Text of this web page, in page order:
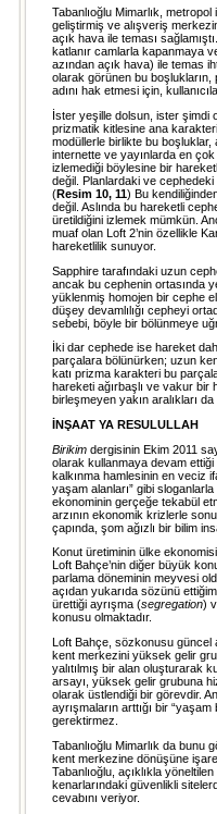
Tabanlıoğlu Mimarlık,
geliştirmiş ve alışveriş
açık hava ile teması
katlanır camlarla kapanmaya
azından açık hava) ile temas
olarak görünen bu boşlukların,
adını hak etmesi için,
İster yeşille dolsun, ister şimdi
prizmatik kitlesine ana
modüllerle birlikte bu
internette ve yayınlarda en çok
izlemediği böylesine bir
değil. Planlardaki ve
(Resim 10, 11) Bu
değil. Aslında bu hareketli
üretildiğini izlemek mümkün.
muaf olan Loft 2’nin özellikle
hareketlilik sunuyor.
Sapphire tarafındaki uzun
ancak bu cephenin ortasında
yüklenmiş homojen bir cephe
düşey devamlılığı cepheyi
sebebi, böyle bir bölünmeye
İki dar cephede ise hareket
parçalara bölünürken; uzun
katı prizma karakteri bu
hareketi ağırbaşlı ve vakur
birleşmeyen yakın aralıkları
İNŞAAT YA RESULULLAH
Birikim dergisinin Ekim 2011
olarak kullanmaya devam ettiği
kalkınma hamlesinin en veciz
yaşam alanları” gibi
ekonominin gerçeğe tekabül
arzının ekonomik krizlerle
çapında, şom ağızlı bir bilim
Konut üretiminin ülke
Loft Bahçe’nin diğer büyük
parlama döneminin meyvesi
açıdan yukarıda sözünü
ürettiği ayrışma (segregation)
konusu olmaktadır.
Loft Bahçe, sözkonusu güncel
kent merkezini yüksek gelir
yalıtılmış bir alan oluşturarak
arsayı, yüksek gelir grubuna
olarak üstlendiği bir görevdir.
ayrışmaların arttığı bir
gerektirmez.
Tabanlıoğlu Mimarlık da bunu
kent merkezine dönüşüne
Tabanlıoğlu, açıklıkla
kenarlarındaki güvenlikli
cevabını veriyor.